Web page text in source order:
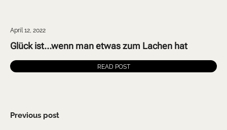
April 12, 2022
Glück ist…wenn man etwas zum Lachen hat
READ POST
Previous post